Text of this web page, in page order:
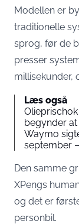
Modellen er
traditionelle
sprog, før de
presser
millisekunder,
Læs også
begynder
Waymo
september
Den samme
XPengs
og det er
personbil.